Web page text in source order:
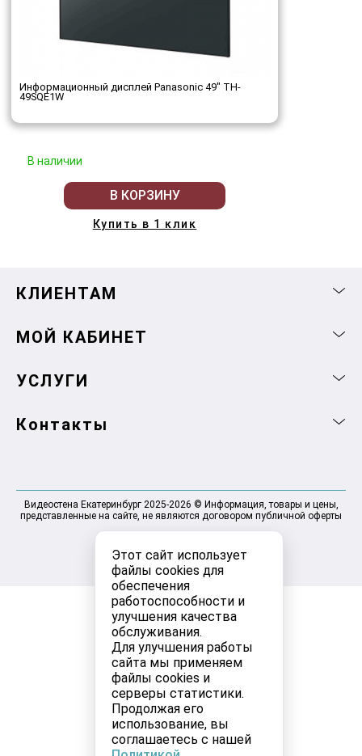
Этот сайт использует
файлы cookies для
обеспечения
работоспособности и
улучшения качества
обслуживания.
Для улучшения работы
сайта мы применяем
файлы cookies и
серверы статистики.
Продолжая его
использование, вы
соглашаетесь с нашей
Информационный дисплей Panasonic 49" TH-
49SQE1W
В наличии
В КОРЗИНУ
Купить в 1 клик
КЛИЕНТАМ
МОЙ КАБИНЕТ
УСЛУГИ
Контакты
Видеостена Екатеринбург 2025-2026 © Информация, товары и цены,
представленные на сайте, не являются договором публичной оферты